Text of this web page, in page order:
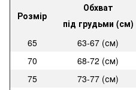
Розмір
Обхват
під грудьми (см)
65
63-67 (см)
70
68-72 (см)
75
73-77 (см)